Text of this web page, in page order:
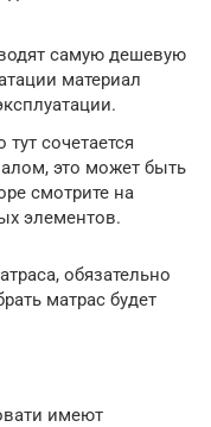
самую дешевую
материал
сочетается
это может быть
смотрите на
элементов.
обязательно
матрас будет
имеют